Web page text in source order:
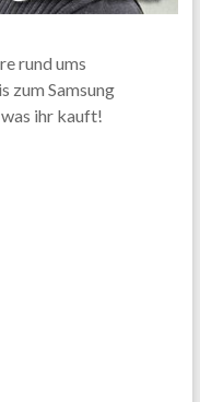
rund ums
zum Samsung
ihr kauft!